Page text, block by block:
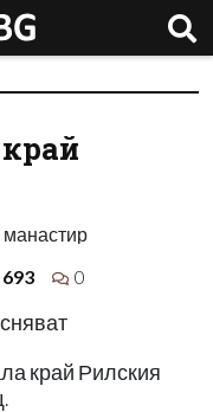
693 0
край Рилския